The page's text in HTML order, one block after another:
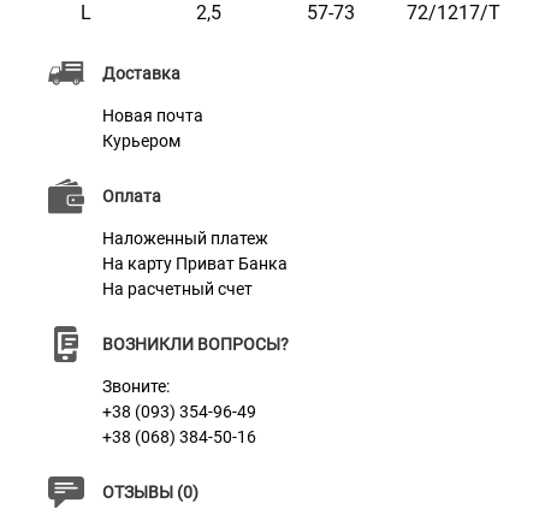
Доставка
Новая почта
Курьером
Оплата
Наложенный платеж
На карту Приват Банка
На расчетный счет
ВОЗНИКЛИ ВОПРОСЫ?
Звоните:
+38 (093) 354-96-49
+38 (068) 384-50-16
ОТЗЫВЫ (0)
желанию, например: ваши контактные данные, адрес,
имя домашнего животного, номер микрочипа и т.п.
временем он не сотрется и не потускнеет.
Характеристики
Материал
Пряжка
Фурнитура
L 2,5 57-73 72/1217/Т